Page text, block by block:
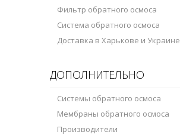
Фильтр обратного осмоса
Система обратного осмоса
Доставка в Харькове и Украине
ДОПОЛНИТЕЛЬНО
Системы обратного осмоса
Мембраны обратного осмоса
Производители